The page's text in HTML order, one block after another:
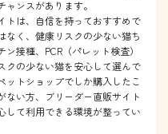
ンスがあります。
トは、自信を持っておすすめで
なく、健康リスクの少ない猫ち
接種、PCR（パレット検査）
クの少ない猫を安心して選んで
ットショップでしか購入したこ
ない方、ブリーダー直販サイト
して利用できる環境が整ってい